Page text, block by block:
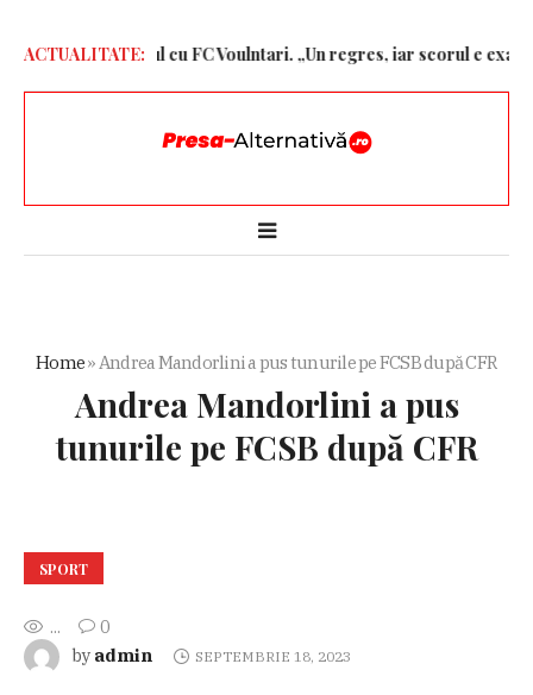
ACTUALITATE:
dură după jocul cu FC Voulntari. „Un regres, iar scorul e
Home» Andrea Mandorlini a pus tunurile pe FCSB după CFR
Andrea Mandorlini a pus
tunurile pe FCSB după CFR
SPORT
...
0
by admin SEPTEMBRIE 18, 2023